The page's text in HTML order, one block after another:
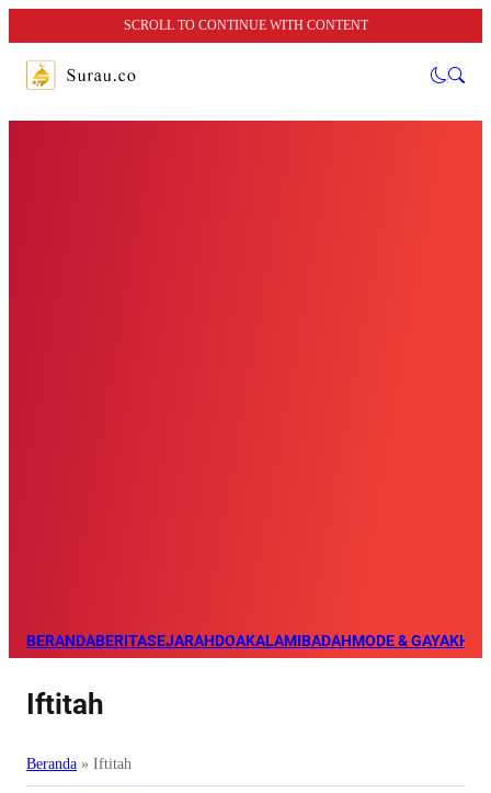
SCROLL TO CONTINUE WITH CONTENT
BERANDABERITASEJARAHDOAKALAMIBADAHMODE & GAYA
Iftitah
Beranda » Iftitah